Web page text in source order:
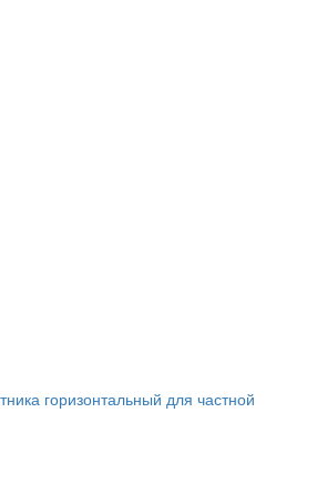
горизонтальный для частной